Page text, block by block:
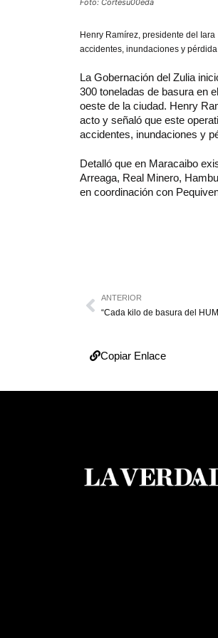
Foto: Cortesu00eda
Henry Ramírez, presidente del
accidentes, inundaciones y
La Gobernación del Zulia
300 toneladas de basura en
oeste de la ciudad. Henry
acto y señaló que este
accidentes, inundaciones y
Detalló que en Maracaibo
Arreaga, Real Minero,
en coordinación con
ANTERIOR
“Cada kilo de basura del
Copiar Enlace